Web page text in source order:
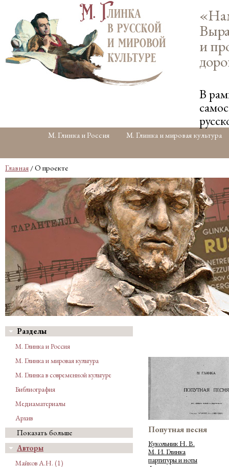
и
В
М. Глинка и Россия М. Глинка и мировая культура
Главная / О проекте
Разделы
М. Глинка и Россия
М. Глинка и мировая культура
М. Глинка в современной культуре
Библиография
Медиаматериалы
Архив
Показать больше
Авторы
Майков А.Н. (1)
Попутная песня
Кукольник Н. В.
М. И. Глинка
партитуры и ноты